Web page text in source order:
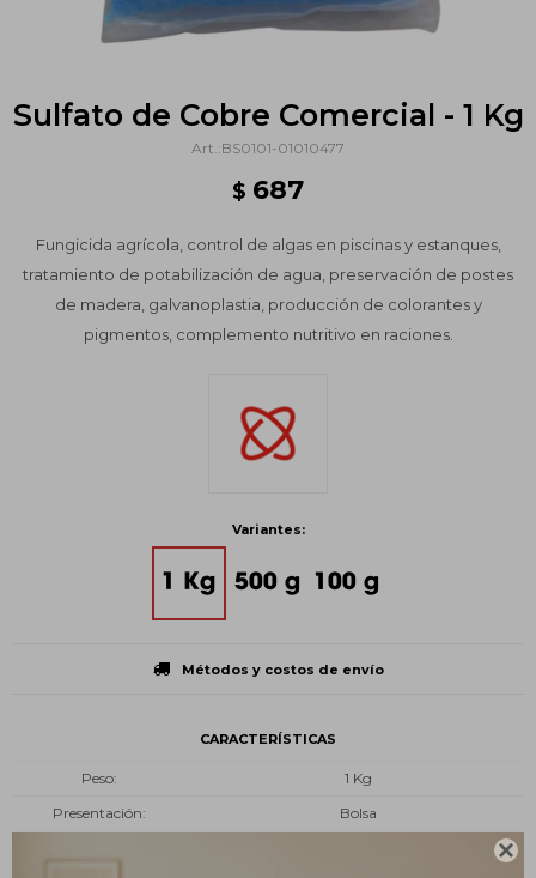

Sulfato de Cobre Comercial - 1 Kg
BS0101-01010477
$ 687
Fungicida agrícola, control de algas en piscinas y estanques,
tratamiento de potabilización de agua, preservación de postes
de madera, galvanoplastia, producción de colorantes y
pigmentos, complemento nutritivo en raciones.
Variantes:
Métodos y costos de envío
CARACTERÍSTICAS
Peso
1 Kg
Presentación
Bolsa